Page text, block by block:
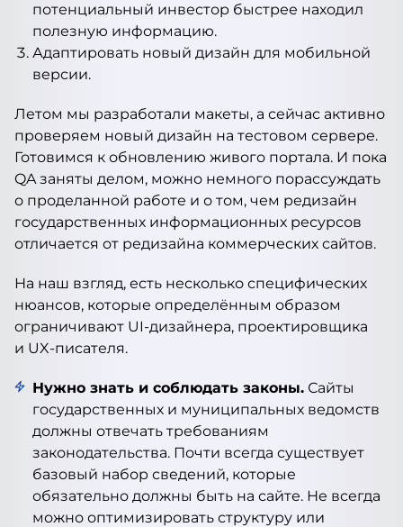
потенциальный инвестор быстрее находил
полезную информацию.
Адаптировать новый дизайн для мобильной
версии.
Летом мы разработали макеты, а сейчас активно
проверяем новый дизайн на тестовом сервере.
Готовимся к обновлению живого портала. И пока
QA заняты делом, можно немного порассуждать
о проделанной работе и о том, чем редизайн
государственных информационных ресурсов
отличается от редизайна коммерческих сайтов.
На наш взгляд, есть несколько специфических
нюансов, которые определённым образом
ограничивают UI-дизайнера, проектировщика
и UX-писателя.
Нужно знать и соблюдать законы. Сайты
государственных и муниципальных ведомств
должны отвечать требованиям
законодательства. Почти всегда существует
базовый набор сведений, которые
обязательно должны быть на сайте. Не всегда
можно оптимизировать структуру или